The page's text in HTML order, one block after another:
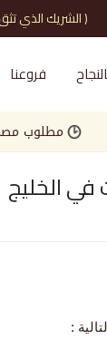
فروعنا
مطلوب مصمم
الخليج
: